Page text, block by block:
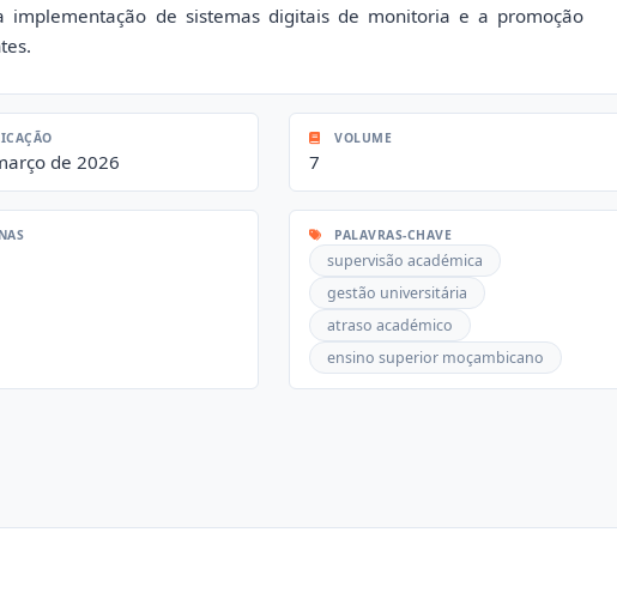
de sistemas digitais de monitoria e a promoção
de 2026
VOLUME
7
PALAVRAS-CHAVE
supervisão académica
gestão universitária
atraso académico
ensino superior moçambicano